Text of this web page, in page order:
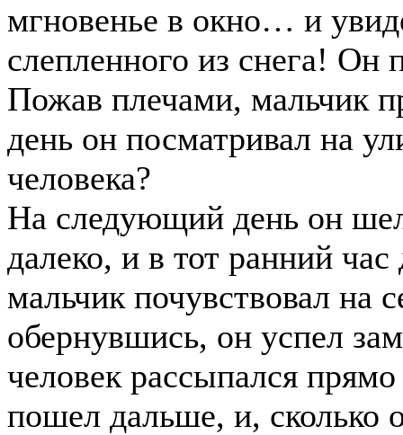
мгновенье в окно… и
слепленного из снега! Он
Пожав плечами, мальчик
день он посматривал на
человека?
На следующий день он
далеко, и в тот ранний
мальчик почувствовал на
обернувшись, он успел
человек рассыпался
пошел дальше, и, сколько